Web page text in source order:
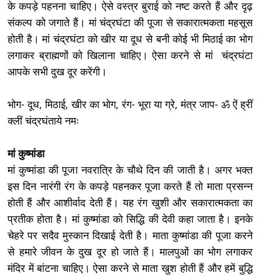
के कपड़े पहनना चाहिए। ऐसे वस्त्र बुराई को नष्ट करते हैं और दृढ़
संकल्प को जगाते हैं। मां चंद्रघंटा की पूजा से सकारात्मकता महसूस
होती है। मां चंद्रघंटा को खीर या दूध से बनी कोई भी मिठाई का भोग
लगाकर ब्राह्मणों को खिलाना चाहिए। ऐसा करने से मां चंद्रघंटा
आपके सभी दुख दूर करेंगी।
भोग- दूध, मिठाई, खीर का भोग, रंग- भूरा या ग्रे, मंत्र जाप- ॐ ऐं ह्रीं
क्लीं चंद्रघंताये नमः
मां कुष्मांडा
मां कुष्मांडा की पूजा नवरात्रि के चौथे दिन की जाती है। अगर भक्त
इस दिन नारंगी रंग के कपड़े पहनकर पूजा करते हैं तो माता प्रसन्न
होती हैं और आशीर्वाद देती हैं। यह रंग खुशी और सकारात्मकता का
प्रतीक होता है। मां कुष्मांडा को सिद्धि की देवी कहा जाता है। इनके
चेहरे पर सदैव मुस्कान दिखाई देती है। माता कुष्मांडा की पूजा करने
से हमारे जीवन के दुख दूर हो जाते हैं। मालपुओं का भोग लगाकर
मंदिर में बांटना चाहिए। ऐसा करने से माता खुश होती हैं और हमें बुद्धि